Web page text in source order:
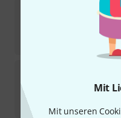
Mit
Mit unseren
Sofort
Sofort